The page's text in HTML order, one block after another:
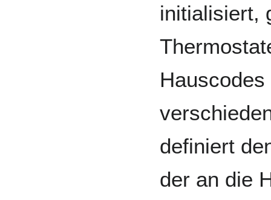
initialisiert,
definiert
der an die